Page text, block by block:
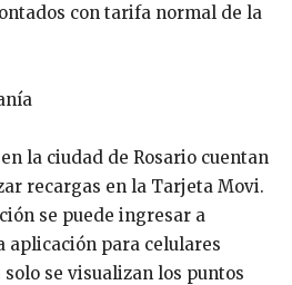
con tarifa normal de la
la ciudad de Rosario cuentan
recargas en la Tarjeta Movi.
se puede ingresar a
aplicación para celulares
solo se visualizan los puntos